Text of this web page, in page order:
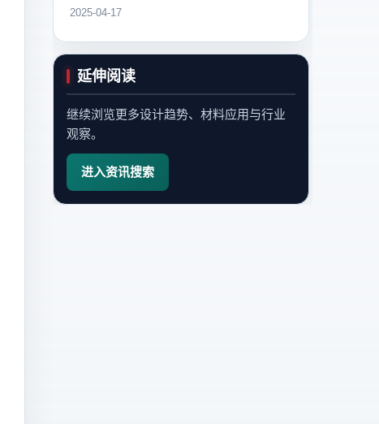
2025-04-17
延伸阅读
继续浏览更多设计趋势、材料应用与行业
观察。
进入资讯搜索